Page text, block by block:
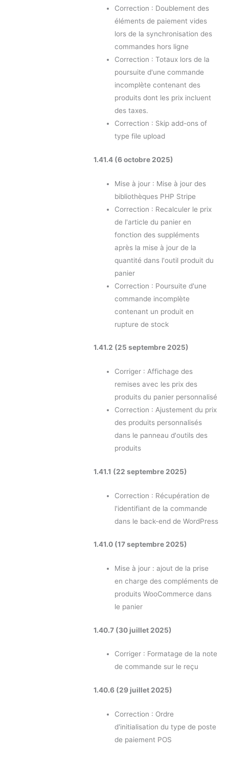
Correction : Doublement des
éléments de paiement vides
lors de la synchronisation des
commandes hors ligne
Correction : Totaux lors de la
poursuite d'une commande
incomplète contenant des
produits dont les prix incluent
des taxes.
Correction : Skip add-ons of
type file upload
1.41.4 (6 octobre 2025)
Mise à jour : Mise à jour des
bibliothèques PHP Stripe
Correction : Recalculer le prix
de l'article du panier en
fonction des suppléments
après la mise à jour de la
quantité dans l'outil produit du
panier
Correction : Poursuite d'une
commande incomplète
contenant un produit en
rupture de stock
1.41.2 (25 septembre 2025)
Corriger : Affichage des
remises avec les prix des
produits du panier personnalisé
Correction : Ajustement du prix
des produits personnalisés
dans le panneau d'outils des
produits
1.41.1 (22 septembre 2025)
Correction : Récupération de
l'identifiant de la commande
dans le back-end de WordPress
1.41.0 (17 septembre 2025)
Mise à jour : ajout de la prise
en charge des compléments de
produits WooCommerce dans
le panier
1.40.7 (30 juillet 2025)
Corriger : Formatage de la note
de commande sur le reçu
1.40.6 (29 juillet 2025)
Correction : Ordre
d'initialisation du type de poste
de paiement POS